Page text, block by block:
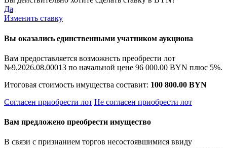
Да
Изменить ставку
Вы оказались единственными учатником аукциона
Вам предоставляется возможнсть преобрести лот
№9.2026.08.00013 по начальной цене 96 000.00 BYN плюс 5%.
Итоговая стоимость имущества составит: 100 800.00 BYN
Согласен приобрести лот Не согласен приобрести лот
Вам предложено преобрести имущество
В связи с признанием торгов несостоявшимися ввиду